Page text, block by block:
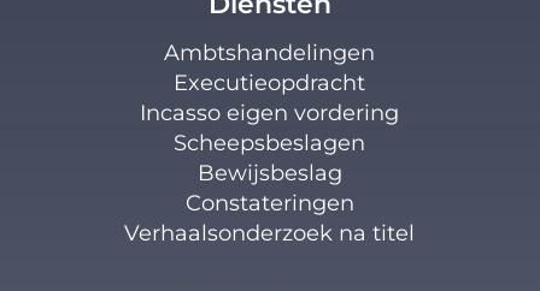
Ambtshandelingen
Executieopdracht
Incasso eigen vordering
Scheepsbeslagen
Bewijsbeslag
Constateringen
Verhaalsonderzoek na titel